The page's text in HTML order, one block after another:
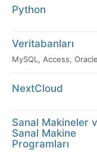
Python
Veritabanları
MySQL, Access,
NextCloud
Sanal Makineler
Sanal Makine
Programları